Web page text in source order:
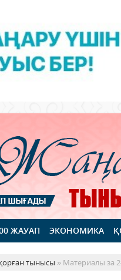
ЖАУАП ЭКОНОМИКА
тынысы » Материалы за